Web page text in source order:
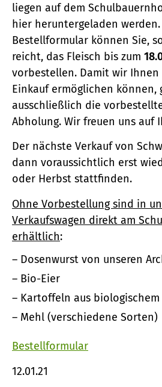
liegen auf dem
hier heruntergeladen
Bestellformular können Sie,
reicht, das Fleisch bis zum
vorbestellen. Damit wir Ihnen
Einkauf ermöglichen können,
ausschließlich die
Abholung. Wir freuen uns auf
Der nächste Verkauf von
dann voraussichtlich erst
oder Herbst stattfinden.
Ohne Vorbestellung sind in
Verkaufswagen direkt am
erhältlich:
Dosenwurst von unseren
Bio-Eier
Kartoffeln aus biologischem
Mehl (verschiedene Sorten)
Bestellformular
12.01.21